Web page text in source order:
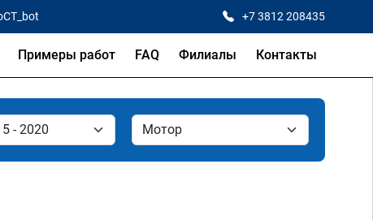
+7 3812 208435
Примеры работ FAQ Филиалы Контакты